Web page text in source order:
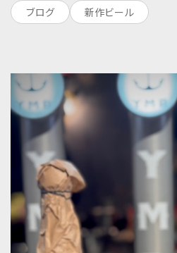
ブログ 新作ビール